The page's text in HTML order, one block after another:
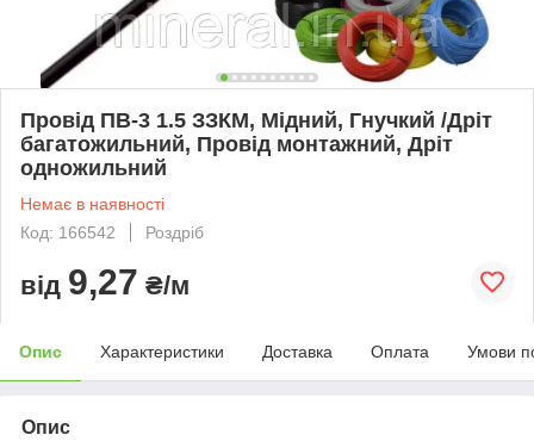
Провід ПВ-3 1.5 ЗЗКМ, Мідний, Гнучкий /Дріт
багатожильний, Провід монтажний, Дріт
одножильний
Немає в наявності
Код: 166542
Роздріб
від 9,27 ₴/м
Опис Характеристики Доставка Оплата Умови
Опис